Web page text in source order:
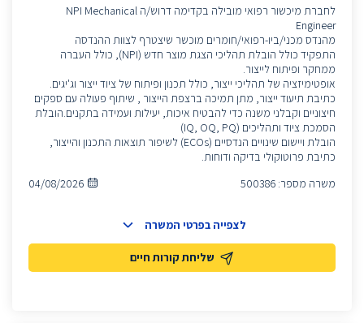
לחברת מיכשור רפואי מובילה בקדימה דרוש/ה NPI Mechanical
Engineer
מהנדס מכני/ביו-רפואי/חומרים מוכשר שיצטרף לצוות ההנדסה
התפקיד כולל הובלת תהליכי הצגת מוצר חדש (NPI), כולל העברה
ממחקר ופיתוח לייצור.
אופטימיזציה של תהליכי ייצור, כולל תכנון ופיתוח של ציוד ייצור וג'יגים.
כתיבת תיעוד ייצור, מתן תמיכה ברצפת הייצור , שיתוף פעולה עם ספקים
חיצוניים וקבלני משנה כדי להבטיח איכות, יעילות ועמידה בתקנים.הובלת
הסמכת ציוד ותהליכים (IQ, OQ, PQ)
הובלת ויישום שינויים הנדסיים (ECOs) לשיפור תוצאות התכנון והייצור,
כתיבת פרוטוקולי בדיקה ודוחות.
משרה מספר: 500386
04/08/2026
שליחת קורות חיים
לצפייה בפרטי המשרה